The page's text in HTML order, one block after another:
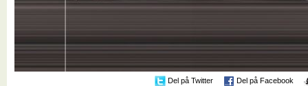
Del på Twitter Del på Facebook